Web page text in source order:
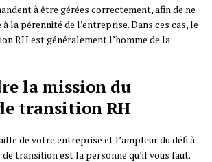
à être gérées correctement, afin de ne
la pérennité de l’entreprise. Dans ces cas, le
RH est généralement l’homme de la
la mission du
transition RH
de votre entreprise et l’ampleur du défi à
transition est la personne qu’il vous faut.